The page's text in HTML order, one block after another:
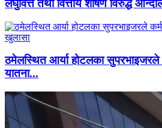
लघुवित्त तथा वित्तीय शोषण विरुद्ध
ठमेलस्थित आर्या होटलका सुपरभाइजरले
यातना...